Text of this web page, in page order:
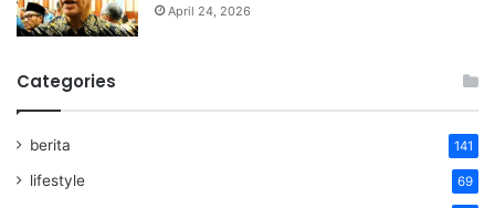
April 24, 2026
Categories
berita 141
lifestyle 69